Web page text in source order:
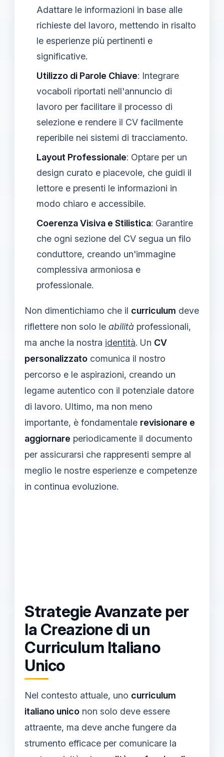
Adattare le informazioni in base alle
richieste del lavoro, mettendo in risalto
le esperienze più pertinenti e
significative.
Utilizzo di Parole Chiave: Integrare
vocaboli riportati nell'annuncio di
lavoro per facilitare il processo di
selezione e rendere il CV facilmente
reperibile nei sistemi di tracciamento.
Layout Professionale: Optare per un
design curato e piacevole, che guidi il
lettore e presenti le informazioni in
modo chiaro e accessibile.
Coerenza Visiva e Stilistica: Garantire
che ogni sezione del CV segua un filo
conduttore, creando un'immagine
complessiva armoniosa e
professionale.
Non dimentichiamo che il curriculum deve
riflettere non solo le abilità professionali,
ma anche la nostra identità. Un CV
personalizzato comunica il nostro
percorso e le aspirazioni, creando un
legame autentico con il potenziale datore
di lavoro. Ultimo, ma non meno
importante, è fondamentale revisionare e
aggiornare periodicamente il documento
per assicurarsi che rappresenti sempre al
meglio le nostre esperienze e competenze
in continua evoluzione.
Strategie Avanzate per
la Creazione di un
Curriculum Italiano
Unico
Nel contesto attuale, uno curriculum
italiano unico non solo deve essere
attraente, ma deve anche fungere da
strumento efficace per comunicare la